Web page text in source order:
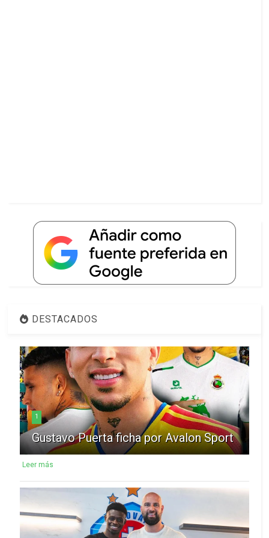
DESTACADOS
1
Gustavo Puerta ficha por Avalon Sport
Leer más